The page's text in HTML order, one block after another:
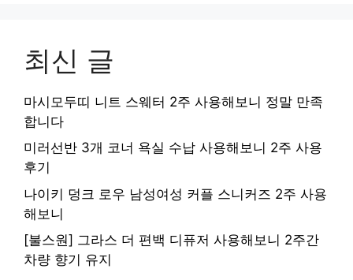
최신 글
마시모두띠 니트 스웨터 2주 사용해보니 정말 만족
합니다
미러선반 3개 코너 욕실 수납 사용해보니 2주 사용
후기
나이키 덩크 로우 남성여성 커플 스니커즈 2주 사용
해보니
[불스원] 그라스 더 편백 디퓨저 사용해보니 2주간
차량 향기 유지